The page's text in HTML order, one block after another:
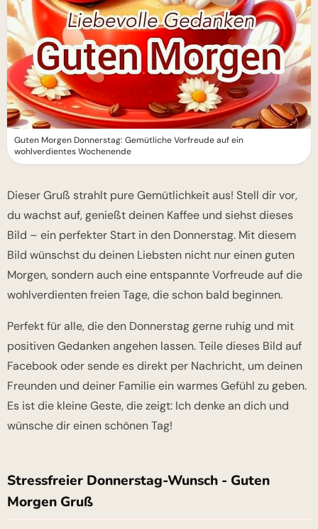
Guten Morgen Donnerstag: Gemütliche Vorfreude auf ein
wohlverdientes Wochenende
Dieser Gruß strahlt pure Gemütlichkeit aus! Stell dir vor,
du wachst auf, genießt deinen Kaffee und siehst dieses
Bild – ein perfekter Start in den Donnerstag. Mit diesem
Bild wünschst du deinen Liebsten nicht nur einen guten
Morgen, sondern auch eine entspannte Vorfreude auf die
wohlverdienten freien Tage, die schon bald beginnen.
Perfekt für alle, die den Donnerstag gerne ruhig und mit
positiven Gedanken angehen lassen. Teile dieses Bild auf
Facebook oder sende es direkt per Nachricht, um deinen
Freunden und deiner Familie ein warmes Gefühl zu geben.
Es ist die kleine Geste, die zeigt: Ich denke an dich und
wünsche dir einen schönen Tag!
Stressfreier Donnerstag-Wunsch - Guten
Morgen Gruß